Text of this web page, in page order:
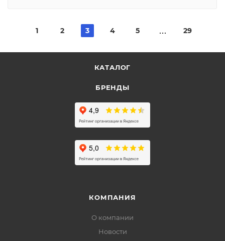
1 2 3 4 5 29
КАТАЛОГ
БРЕНДЫ
КОМПАНИЯ
О компании
Новости